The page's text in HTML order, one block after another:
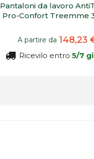
Pantaloni da lavoro
Pro-Confort Treemme
A partire da 148,23
Ricevilo entro 5/7